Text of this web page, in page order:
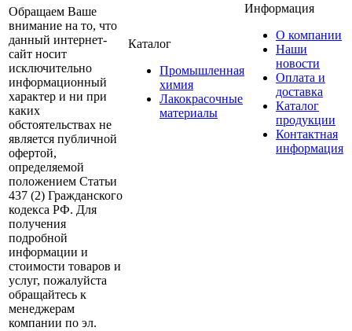
Обращаем Ваше
внимание на то, что
данный интернет-
сайт носит
исключительно
информационный
характер и ни при
каких
обстоятельствах не
является публичной
офертой,
определяемой
положением Статьи
437 (2) Гражданского
кодекса РФ. Для
получения
подробной
информации и
стоимости товаров и
услуг, пожалуйста
обращайтесь к
менеджерам
компании по эл.
Каталог
Промышленная
химия
Лакокрасочные
материалы
Информация
О компании
Наши
новости
Оплата и
доставка
Каталог
продукции
Контактная
информация